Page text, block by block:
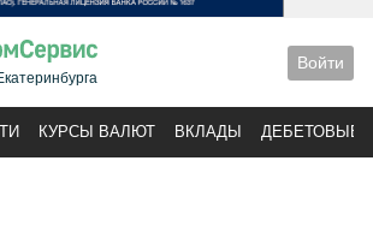
Войти
КУРСЫ ВАЛЮТ ВКЛАДЫ ДЕБЕТОВЫЕ